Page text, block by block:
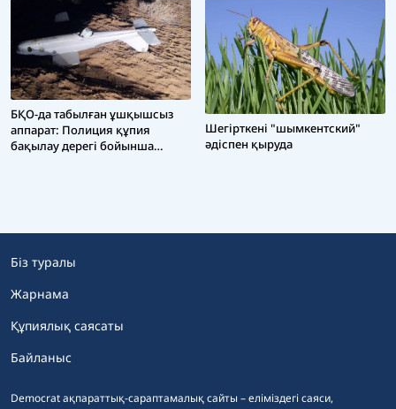
БҚО-да табылған ұшқышсыз
аппарат: Полиция құпия
бақылау дерегі бойынша
Шегірткені "шымкентский"
әдіспен қыруда
Democrat ақпараттық-сараптамалық сайты – еліміздегі саяси,
Біз туралы
Жарнама
Құпиялық саясаты
Байланыс